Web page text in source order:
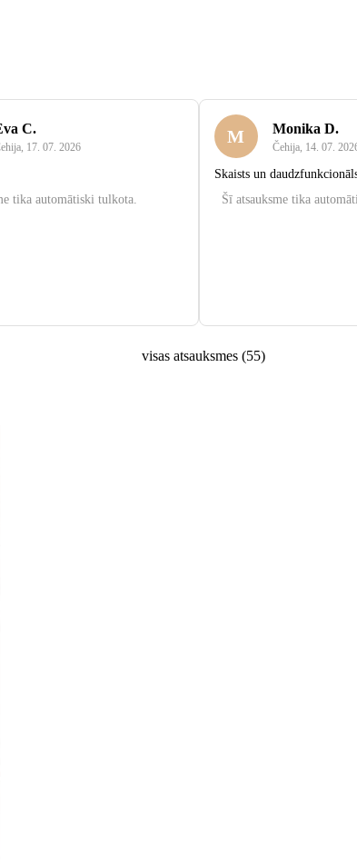
C.
, 17. 07. 2026
tika automātiski tulkota.
M Monika D.
Čehija, 14. 07.
Skaists un
Šī atsauksme tika
visas atsauksmes (55)